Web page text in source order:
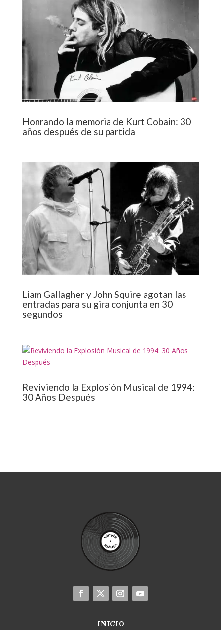
Honrando la memoria de Kurt Cobain: 30
años después de su partida
Liam Gallagher y John Squire agotan las
entradas para su gira conjunta en 30
segundos
Reviviendo la Explosión Musical de 1994:
30 Años Después
INICIO